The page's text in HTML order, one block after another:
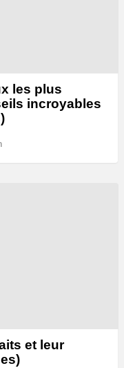
les plus
incroyables
et leur